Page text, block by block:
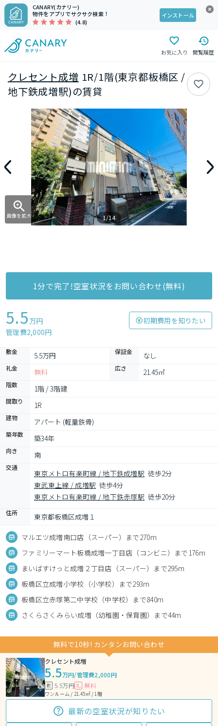
CANARY(カナリー)
物件をアプリでサクサク検索！
(4.8)
インストール
お気に入り 閲覧履歴
クレセント成増 1R/1階(東京都板橋区 /
地下鉄成増駅)の賃貸
画像を拡大 1/14
1分で完了!空室状況をお問い合わせ(無料)
5.5 万円
管理費2,000円
初期費用を知りたい
敷金 5.5万円 保証金 なし
礼金 無料 広さ 21.45㎡
階数 1階 / 3階建
間取り 1R
建物 アパート (軽量鉄骨)
築年数 築34年
向き 南
交通
東京メトロ有楽町線 / 地下鉄成増駅 徒歩2分
東武東上線 / 成増駅 徒歩4分
東京メトロ有楽町線 / 地下鉄赤塚駅 徒歩20分
住所 東京都板橋区成増１
マルエツ成増南口店（スーパー）まで270m
ファミリーマート板橋成増一丁目店（コンビニ）まで176m
まいばすけっと成増２丁目店（スーパー）まで295m
板橋区立成増小学校（小学校）まで293m
板橋区立赤塚第二中学校（中学校）まで840m
さくらさくみらい成増（幼稚園・保育園）まで44m
無料で10秒! カンタンお問い合わせ
クレセント成増
5.5万円/管理費2,000円
敷 5.5万円 礼 無料
ワンルーム / 21.45㎡ / 1階
最新の空室状況が知りたい